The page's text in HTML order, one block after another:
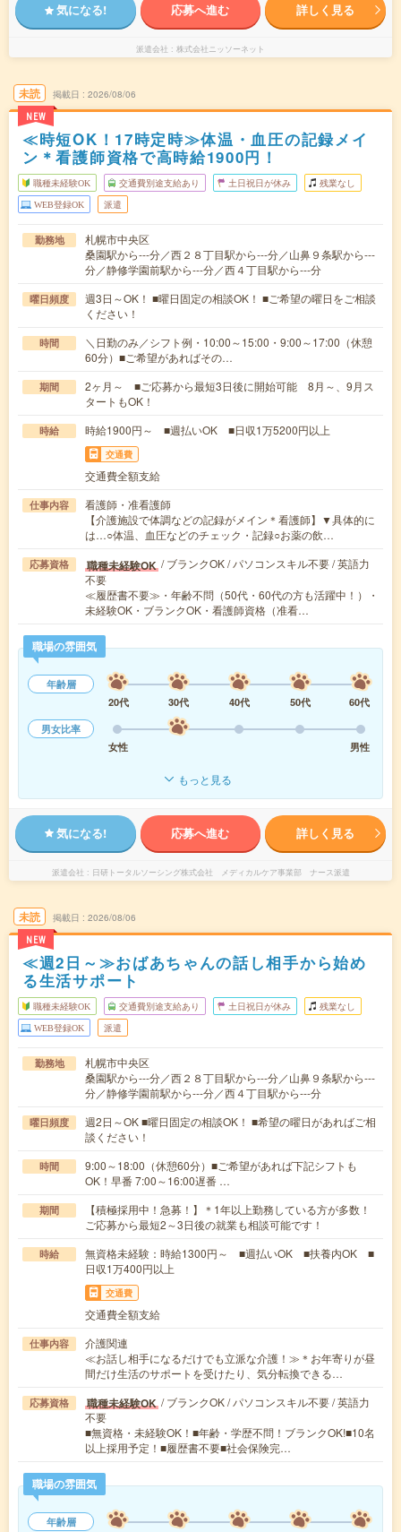
気になる! 応募へ進む 詳しく見る
派遣会社 株式会社ニッソーネット
未読
NEW
掲載日 2026/08/06
≪時短OK！17時定時≫体温・血圧の記録メイ
ン＊看護師資格で高時給1900円！
職種未経験OK 交通費別途支給あり 土日祝日が休み 残業なし
WEB登録OK 派遣
勤務地
札幌市中央区
桑園駅から---分／西２８丁目駅から---分／山鼻９条駅から---
分／静修学園前駅から---分／西４丁目駅から---分
曜日頻度
週3日～OK！ ■曜日固定の相談OK！ ■ご希望の曜日をご相談
ください！
時間
＼日勤のみ／シフト例・10:00～15:00・9:00～17:00（休憩
60分）■ご希望があればその…
期間
2ヶ月～ ■ご応募から最短3日後に開始可能 8月～、9月ス
タートもOK！
時給 時給1900円～ ■週払いOK ■日収1万5200円以上
交通費
交通費全額支給
仕事内容
看護師・准看護師
【介護施設で体調などの記録がメイン＊看護師】▼具体的に
は…○体温、血圧などのチェック・記録○お薬の飲…
応募資格 職種未経験OK / ブランクOK / パソコンスキル不要 / 英語力
不要
≪履歴書不要≫・年齢不問（50代・60代の方も活躍中！）・
未経験OK・ブランクOK・看護師資格（准看…
職場の雰囲気
年齢層
20代
30代 40代 50代
60代
男女比率
女性
男性
もっと見る
気になる! 応募へ進む 詳しく見る
派遣会社 日研トータルソーシング株式会社 メディカルケア事業部 ナース派遣
未読
NEW
掲載日 2026/08/06
≪週2日～≫おばあちゃんの話し相手から始め
る生活サポート
職種未経験OK 交通費別途支給あり 土日祝日が休み 残業なし
WEB登録OK 派遣
勤務地
札幌市中央区
桑園駅から---分／西２８丁目駅から---分／山鼻９条駅から---
分／静修学園前駅から---分／西４丁目駅から---分
曜日頻度
週2日～OK ■曜日固定の相談OK！ ■希望の曜日があればご相
談ください！
時間
9:00～18:00（休憩60分）■ご希望があれば下記シフトも
OK！早番 7:00～16:00遅番 …
期間
【積極採用中！急募！】＊1年以上勤務している方が多数！
ご応募から最短2～3日後の就業も相談可能です！
時給
無資格未経験：時給1300円～ ■週払いOK ■扶養内OK ■
日収1万400円以上
交通費
交通費全額支給
仕事内容
介護関連
≪お話し相手になるだけでも立派な介護！≫＊お年寄りが昼
間だけ生活のサポートを受けたり、気分転換できる…
応募資格 職種未経験OK / ブランクOK / パソコンスキル不要 / 英語力
不要
■無資格・未経験OK！■年齢・学歴不問！ブランクOK!■10名
以上採用予定！■履歴書不要■社会保険完…
職場の雰囲気
年齢層